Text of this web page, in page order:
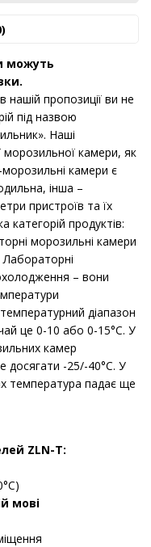
можуть
нашій пропозиції ви не
під назвою
Наші
камери, як
камери є
інша –
пристроїв та їх
категорій продуктів:
морозильні камери
Лабораторні
– вони
діапазон
це 0-10 або 0-15°C. У
камер
досягати -25/-40°C. У
температура падає ще
ZLN-T:
мові